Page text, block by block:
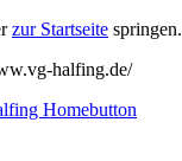
zur Startseite springen.
halfing.de/